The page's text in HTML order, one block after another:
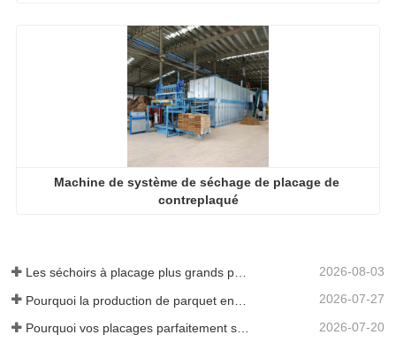
Machine de système de séchage de placage de
contreplaqué
Les séchoirs à placage plus grands permettent-ils vraiment d'économiser de l'argent ? 2026-08-03
2026-07-27
2026-07-20